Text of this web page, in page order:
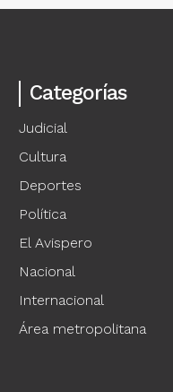
Categorías
Judicial
Cultura
Deportes
Política
El Avispero
Nacional
Internacional
Área metropolitana